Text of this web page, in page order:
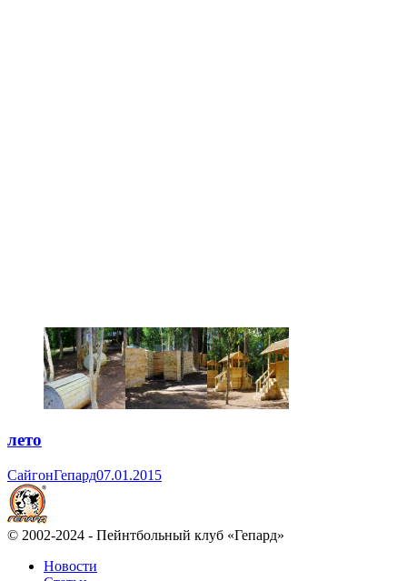
лето
СайгонГепард07.01.2015
© 2002-2024 - Пейнтбольный клуб «Гепард»
Новости